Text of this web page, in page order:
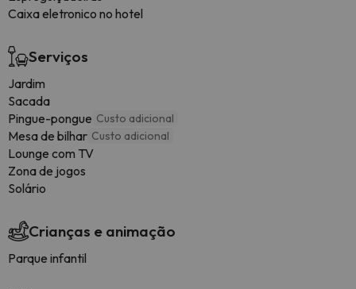
Caixa eletronico no hotel
Serviços
Jardim
Sacada
Pingue-pongue Custo adicional
Mesa de bilhar Custo adicional
Lounge com TV
Zona de jogos
Solário
Crianças e animação
Parque infantil